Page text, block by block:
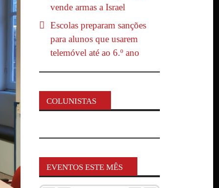
vende armas a Israel
Escolas preparam sanções
para alunos que usarem
telemóvel até ao 6.º ano
COLUNISTAS
EVENTOS ESTE MÊS